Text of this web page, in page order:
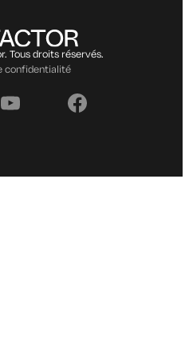
droits réservés.
confidentialité